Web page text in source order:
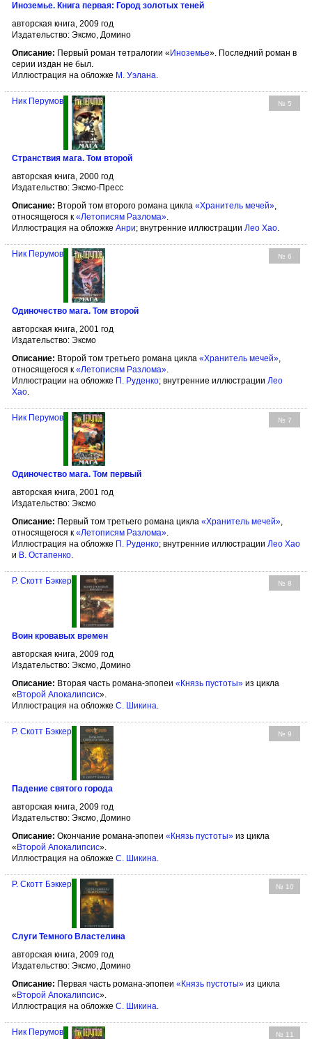
Иноземье. Книга первая: Город золотых теней
авторская книга, 2009 год
Издательство: Эксмо, Домино
Описание: Первый роман тетралогии « Иноземье». Последний роман в
серии издан не был.
Иллюстрация на обложке М. Уэлана.
№ 5
Ник Перумов
Странствия мага. Том второй
авторская книга, 2000 год
Издательство: Эксмо-Пресс
Описание: Второй том второго романа цикла «Хранитель мечей»,
относящегося к «Летописям Разлома».
Иллюстрация на обложке Анри; внутренние иллюстрации Лео Хао.
№ 6
Ник Перумов
Одиночество мага. Том второй
авторская книга, 2001 год
Издательство: Эксмо
Описание: Второй том третьего романа цикла «Хранитель мечей»
относящегося к «Летописям Разлома»
Иллюстрации на обложке П. Руденко; внутренние иллюстрации Лео
Хао
№ 7
Ник Перумов
Одиночество мага. Том первый
авторская книга, 2001 год
Издательство: Эксмо
Описание: Первый том третьего романа цикла «Хранитель мечей»,
относящегося к «Летописям Разлома».
Иллюстрация на обложке П. Руденко; внутренние иллюстрации Лео Хао
и В. Остапенко.
№ 8
Р. Скотт Бэккер
Воин кровавых времен
авторская книга, 2009 год
Издательство: Эксмо, Домино
Описание: Вторая часть романа-эпопеи «Князь пустоты» из цикла
« Второй Апокалипсис».
Иллюстрация на обложке С. Шикина.
№ 9
Р. Скотт Бэккер
Падение святого города
авторская книга, 2009 год
Издательство: Эксмо, Домино
Описание: Окончание романа-эпопеи «Князь пустоты» из цикла
« Второй Апокалипсис».
Иллюстрация на обложке С. Шикина.
№ 10
Р. Скотт Бэккер
Слуги Темного Властелина
авторская книга, 2009 год
Издательство: Эксмо, Домино
Описание: Первая часть романа-эпопеи «Князь пустоты» из цикла
« Второй Апокалипсис».
Иллюстрация на обложке С. Шикина.
№ 11
Ник Перумов